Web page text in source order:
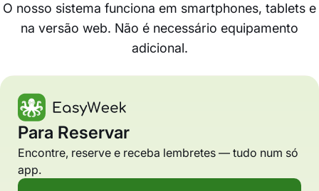
O nosso sistema funciona em smartphones, tablets e
na versão web. Não é necessário equipamento
adicional.
Para Reservar
Encontre, reserve e receba lembretes — tudo num só
app.